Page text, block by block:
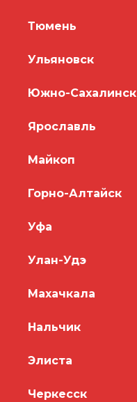
Тюмень
Ульяновск
Южно-Сахалинск
Ярославль
Майкоп
Горно-Алтайск
Уфа
Улан-Удэ
Махачкала
Нальчик
Элиста
Черкесск